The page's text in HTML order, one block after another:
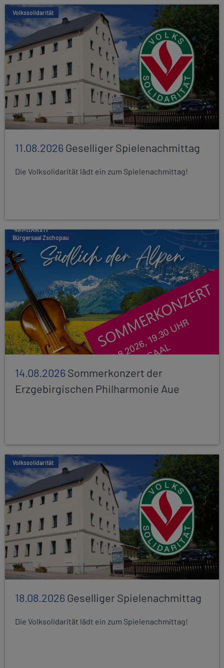
Volkssolidarität
11.08.2026Geselliger Spielenachmittag
Die Volksolidarität lädt ein zum Spielenachmittag!
Bürgersaal Zschopau
14.08.2026Sommerkonzert der
Erzgebirgischen Philharmonie Aue
Volkssolidarität
18.08.2026Geselliger Spielenachmittag
Die Volksolidarität lädt ein zum Spielenachmittag!